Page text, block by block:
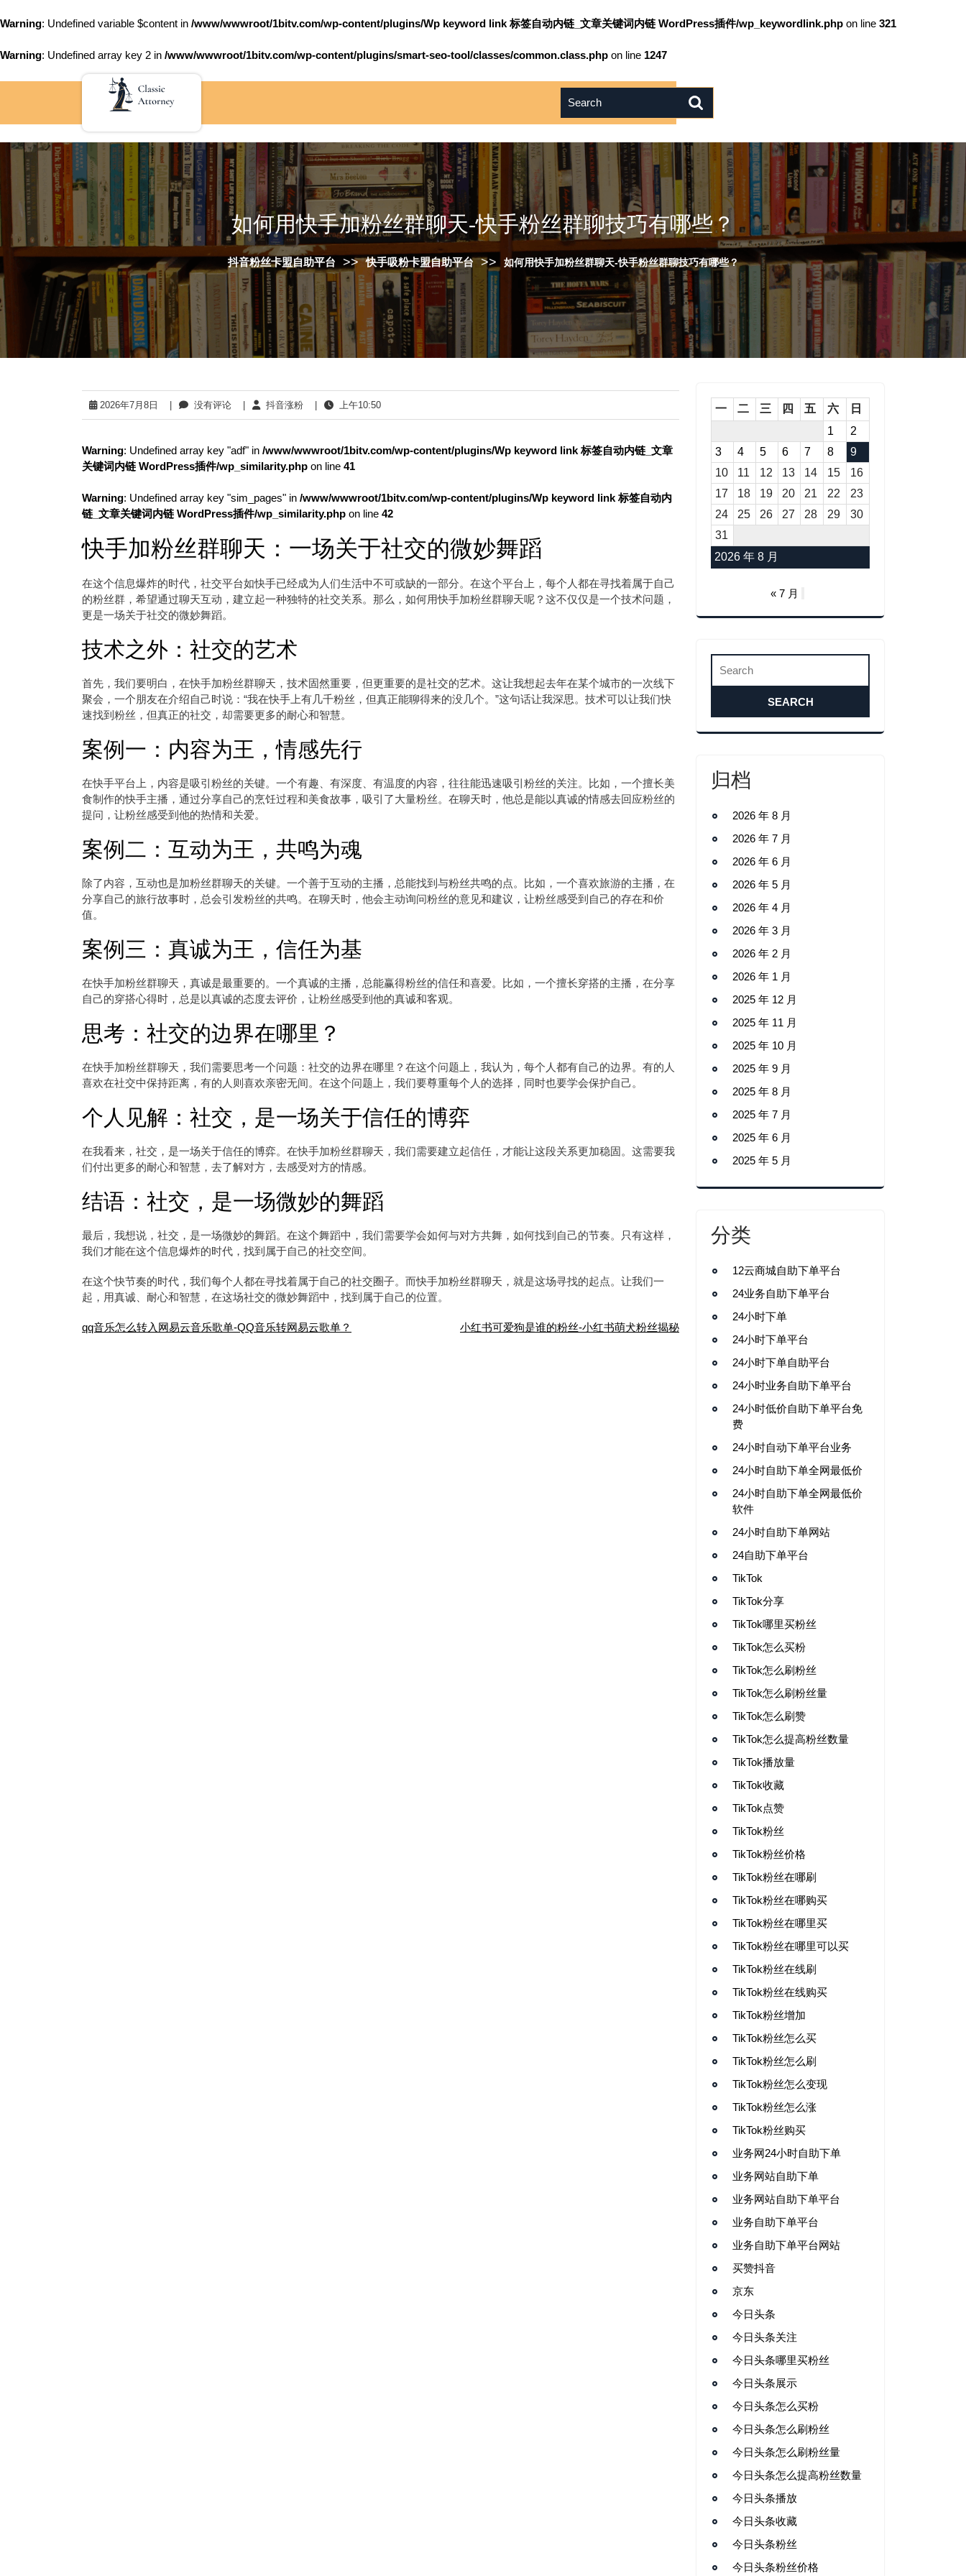
Warning: Undefined variable $content in /www/wwwroot/1bitv.com/wp-content/plugins/Wp keyword link 标签自动内链_文章关键词内链 WordPress插件/wp_keywordlink.php on line 321
Warning: Undefined array key 2 in /www/wwwroot/1bitv.com/wp-content/plugins/smart-seo-tool/classes/common.class.php on line 1247
如何用快手加粉丝群聊天-快手粉丝群聊技巧有哪些？
抖音粉丝卡盟自助平台 >> 快手吸粉卡盟自助平台 >> 如何用快手加粉丝群聊天-快手粉丝群聊技巧有哪些？
2026年7月8日 没有评论 抖音涨粉 上午10:50
Warning: Undefined array key "adf" in /www/wwwroot/1bitv.com/wp-content/plugins/Wp keyword link 标签自动内链_文章
关键词内链 WordPress插件/wp_similarity.php on line 41
Warning: Undefined array key "sim_pages" in /www/wwwroot/1bitv.com/wp-content/plugins/Wp keyword link 标签自动内
链_文章关键词内链 WordPress插件/wp_similarity.php on line 42
快手加粉丝群聊天：一场关于社交的微妙舞蹈
在这个信息爆炸的时代，社交平台如快手已经成为人们生活中不可或缺的一部分。在这个平台上，每个人都在寻找着属于自己
的粉丝群，希望通过聊天互动，建立起一种独特的社交关系。那么，如何用快手加粉丝群聊天呢？这不仅仅是一个技术问题，
更是一场关于社交的微妙舞蹈。
技术之外：社交的艺术
首先，我们要明白，在快手加粉丝群聊天，技术固然重要，但更重要的是社交的艺术。这让我想起去年在某个城市的一次线下
聚会，一个朋友在介绍自己时说：“我在快手上有几千粉丝，但真正能聊得来的没几个。”这句话让我深思。技术可以让我们快
速找到粉丝，但真正的社交，却需要更多的耐心和智慧。
案例一：内容为王，情感先行
在快手平台上，内容是吸引粉丝的关键。一个有趣、有深度、有温度的内容，往往能迅速吸引粉丝的关注。比如，一个擅长美
食制作的快手主播，通过分享自己的烹饪过程和美食故事，吸引了大量粉丝。在聊天时，他总是能以真诚的情感去回应粉丝的
提问，让粉丝感受到他的热情和关爱。
案例二：互动为王，共鸣为魂
除了内容，互动也是加粉丝群聊天的关键。一个善于互动的主播，总能找到与粉丝共鸣的点。比如，一个喜欢旅游的主播，在
分享自己的旅行故事时，总会引发粉丝的共鸣。在聊天时，他会主动询问粉丝的意见和建议，让粉丝感受到自己的存在和价
值。
案例三：真诚为王，信任为基
在快手加粉丝群聊天，真诚是最重要的。一个真诚的主播，总能赢得粉丝的信任和喜爱。比如，一个擅长穿搭的主播，在分享
自己的穿搭心得时，总是以真诚的态度去评价，让粉丝感受到他的真诚和客观。
思考：社交的边界在哪里？
在快手加粉丝群聊天，我们需要思考一个问题：社交的边界在哪里？在这个问题上，我认为，每个人都有自己的边界。有的人
喜欢在社交中保持距离，有的人则喜欢亲密无间。在这个问题上，我们要尊重每个人的选择，同时也要学会保护自己。
个人见解：社交，是一场关于信任的博弈
在我看来，社交，是一场关于信任的博弈。在快手加粉丝群聊天，我们需要建立起信任，才能让这段关系更加稳固。这需要我
们付出更多的耐心和智慧，去了解对方，去感受对方的情感。
结语：社交，是一场微妙的舞蹈
最后，我想说，社交，是一场微妙的舞蹈。在这个舞蹈中，我们需要学会如何与对方共舞，如何找到自己的节奏。只有这样，
我们才能在这个信息爆炸的时代，找到属于自己的社交空间。
在这个快节奏的时代，我们每个人都在寻找着属于自己的社交圈子。而快手加粉丝群聊天，就是这场寻找的起点。让我们一
起，用真诚、耐心和智慧，在这场社交的微妙舞蹈中，找到属于自己的位置。
文
qq音乐怎么转入网易云音乐歌单-QQ音乐转网易云歌单？ 小红书可爱狗是谁的粉丝-小红书萌犬粉丝揭秘
2026 年 8 月
一 二 三 四 五 六
日
1
2
3
4 5 6 7 8
9
10
11 12 13 14 15
16
17
18 19 20 21 22
23
24
25 26 27 28 29
30
31
« 7 月
归档
2026 年 8 月
2026 年 7 月
2026 年 6 月
2026 年 5 月
2026 年 4 月
2026 年 3 月
2026 年 2 月
2026 年 1 月
2025 年 12 月
2025 年 11 月
2025 年 10 月
2025 年 9 月
2025 年 8 月
2025 年 7 月
2025 年 6 月
2025 年 5 月
分类
12云商城自助下单平台
24业务自助下单平台
24小时下单
24小时下单平台
24小时下单自助平台
24小时业务自助下单平台
24小时低价自助下单平台免
费
24小时自动下单平台业务
24小时自助下单全网最低价
24小时自助下单全网最低价
软件
24小时自助下单网站
24自助下单平台
TikTok
TikTok分享
TikTok哪里买粉丝
TikTok怎么买粉
TikTok怎么刷粉丝
TikTok怎么刷粉丝量
TikTok怎么刷赞
TikTok怎么提高粉丝数量
TikTok播放量
TikTok收藏
TikTok点赞
TikTok粉丝
TikTok粉丝价格
TikTok粉丝在哪刷
TikTok粉丝在哪购买
TikTok粉丝在哪里买
TikTok粉丝在哪里可以买
TikTok粉丝在线刷
TikTok粉丝在线购买
TikTok粉丝增加
TikTok粉丝怎么买
TikTok粉丝怎么刷
TikTok粉丝怎么变现
TikTok粉丝怎么涨
TikTok粉丝购买
业务网24小时自助下单
业务网站自助下单
业务网站自助下单平台
业务自助下单平台
业务自助下单平台网站
买赞抖音
京东
今日头条
今日头条关注
今日头条哪里买粉丝
今日头条展示
今日头条怎么买粉
今日头条怎么刷粉丝
今日头条怎么刷粉丝量
今日头条怎么提高粉丝数量
今日头条播放
今日头条收藏
今日头条粉丝
今日头条粉丝价格